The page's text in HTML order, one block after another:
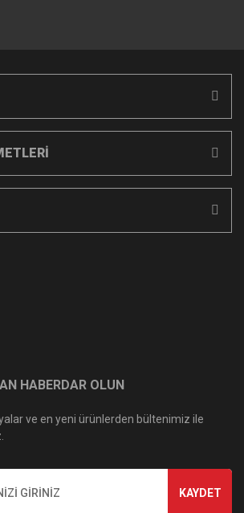
HABERDAR OLUN
ve en yeni ürünlerden bültenimiz ile
KAYDET